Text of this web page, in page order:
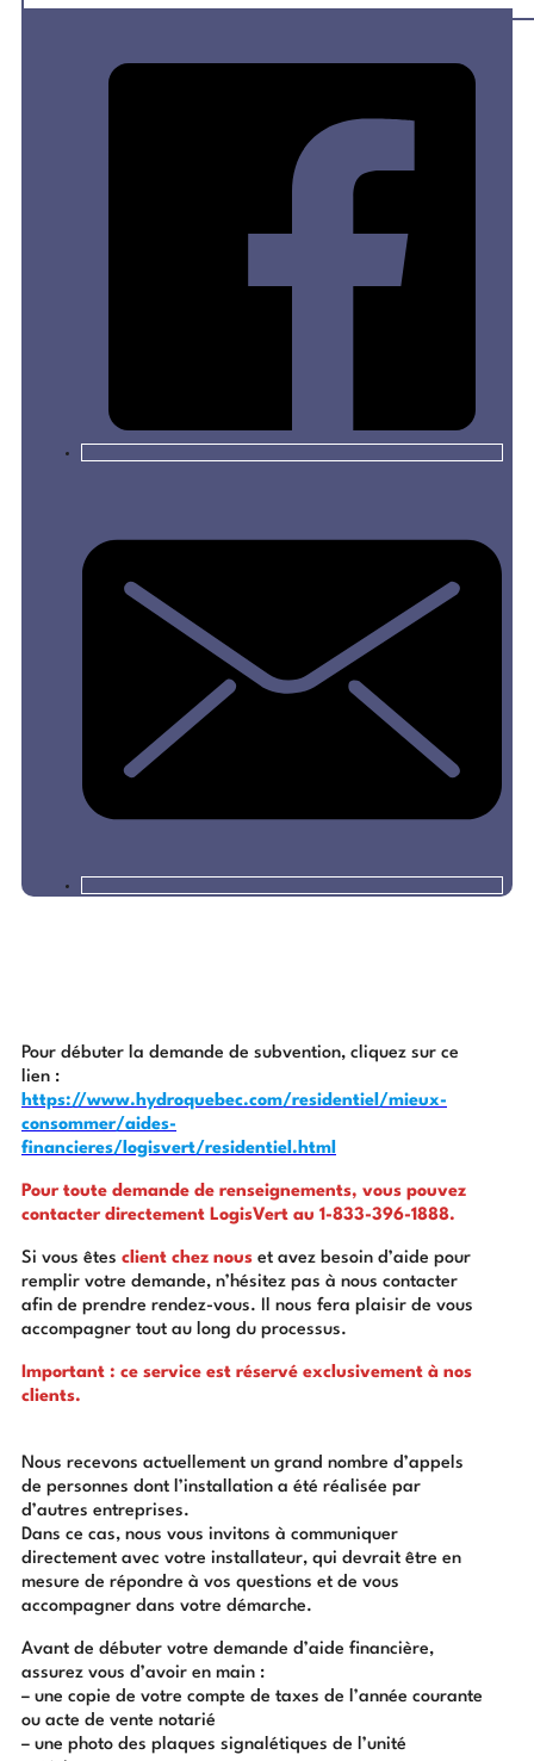
Pour débuter la demande de subvention, cliquez sur ce
lien :
https://www.hydroquebec.com/residentiel/mieux-
consommer/aides-
financieres/logisvert/residentiel.html
Pour toute demande de renseignements, vous pouvez
contacter directement LogisVert au 1-833-396-1888.
Si vous êtes client chez nous et avez besoin d’aide pour
remplir votre demande, n’hésitez pas à nous contacter
afin de prendre rendez-vous. Il nous fera plaisir de vous
accompagner tout au long du processus.
Important : ce service est réservé exclusivement à nos
clients.
Nous recevons actuellement un grand nombre d’appels
de personnes dont l’installation a été réalisée par
d’autres entreprises.
Dans ce cas, nous vous invitons à communiquer
directement avec votre installateur, qui devrait être en
mesure de répondre à vos questions et de vous
accompagner dans votre démarche.
Avant de débuter votre demande d’aide financière,
assurez vous d’avoir en main :
– une copie de votre compte de taxes de l’année courante
ou acte de vente notarié
– une photo des plaques signalétiques de l’unité